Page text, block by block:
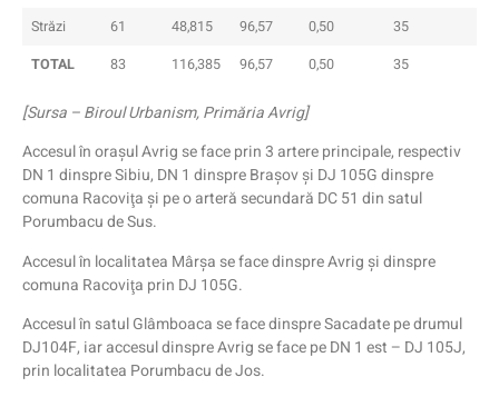
Străzi 61 48,815 96,57 0,50
35
TOTAL
83 116,385 96,57 0,50 35
[Sursa – Biroul Urbanism, Primăria Avrig]
Accesul în oraşul Avrig se face prin 3 artere principale, respectiv
DN 1 dinspre Sibiu, DN 1 dinspre Braşov şi DJ 105G dinspre
comuna Racoviţa şi pe o arteră secundară DC 51 din satul
Porumbacu de Sus.
Accesul în localitatea Mârşa se face dinspre Avrig şi dinspre
comuna Racoviţa prin DJ 105G.
Accesul în satul Glâmboaca se face dinspre Sacadate pe drumul
DJ104F, iar accesul dinspre Avrig se face pe DN 1 est – DJ 105J,
prin localitatea Porumbacu de Jos.